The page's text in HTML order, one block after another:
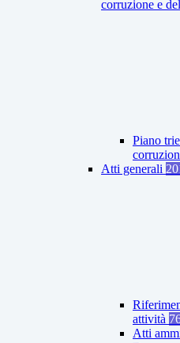
corruzione e
Piano
Atti generali
attività
Atti